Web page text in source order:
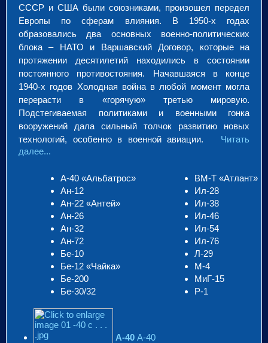
СССР и США были союзниками, произошел передел
Европы по сферам влияния. В 1950-х годах
образовались два основных военно-политических
блока – НАТО и Варшавский Договор, которые на
протяжении десятилетий находились в состоянии
постоянного противостояния. Начавшаяся в конце
1940-х годов Холодная война в любой момент могла
перерасти в «горячую» третью мировую.
Подстегиваемая политиками и военными гонка
вооружений дала сильный толчок развитию новых
технологий, особенно в военной авиации. Читать
далее...
А-40 «Альбатрос»
Ан-12
Ан-22 «Антей»
Ан-26
Ан-32
Ан-72
Бе-10
Бе-12 «Чайка»
Бе-200
Бе-30/32
ВМ-Т «Атлант»
Ил-28
Ил-38
Ил-46
Ил-54
Ил-76
Л-29
М-4
МиГ-15
Р-1
А-40 А-40